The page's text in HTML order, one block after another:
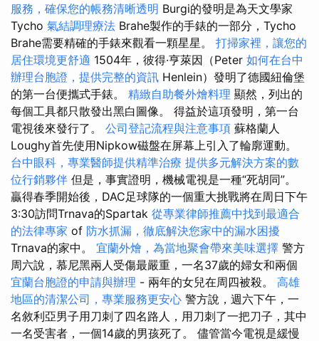
服務，確保您的帳務清晰透明 Burgi的發明是為天文學家
Tycho 氣結調理療法 Brahe製作的手錶的一部分，Tycho
Brahe需要精確的手錶來觀看一顆星星。 打掃家裡，讓您的
居住環境更舒適 1504年，彼得·亨萊因（Peter 如何在台中
辦理台胞證，提供完整的資訊 Henlein）發明了德國紐倫堡
的第一台便攜式手錶。 精緻自助餐外燴料理 顯然，列出的
每個工具都只散發出黑白圖像。 得益於這項發明，第一台
電視後來發行了。 公司登記流程與注意事項 蘇格蘭人
Loughy首先使用Nipkow磁盤在屏幕上引入了輪廓運動。
台中眼科，專業醫師提供精準治療 提供多元解決方案的數
位行銷夥伴 但是，事實證明，機械電視是一種“死胡同”。
贏得春季開始後，DAC足球隊的一個重大挑戰將在周日下午
3:30訪問Trnava的Spartak 從專業律師推薦中找到最適合
的法律專家 of 防水抓漏，徹底解決您家中的漏水困擾
Trnava的家中。 宜蘭外燴，為當地聚會帶來美味選擇 警方
周六說，慕尼黑兩人受傷最嚴重，一名37歲的婦女和兩個
宜蘭台胞證的申請與辦理 - 兩年的女兒在周四被殺。 高雄
地區的清潔公司，專業服務更安心 警方說，週六下午，一
名敘利亞男子用刀刺了四名路人，用刀刺了一把刀子，其中
一名受害者，一個14歲的男孩死了。 儘管當今電視是緩慢